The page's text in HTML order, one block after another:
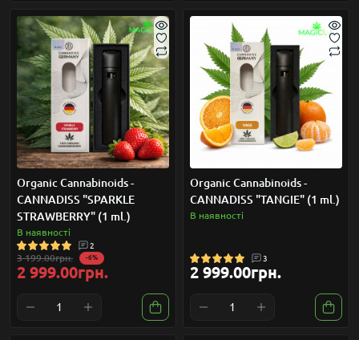
Organic Cannabinoids -
CANNADISS "SPARKLE
STRAWBERRY" (1 ml.)
В наявності
2
3 199.00грн. -6%
2 999.00грн.
Organic Cannabinoids -
CANNADISS "TANGIE" (1 ml.)
В наявності
3
2 999.00грн.